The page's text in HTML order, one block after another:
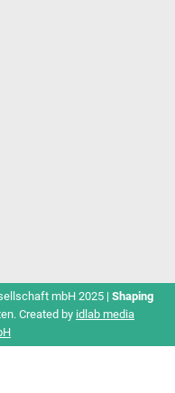
mbH 2025 | Shaping
Created by idlab media